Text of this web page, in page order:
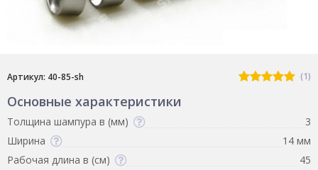
Артикул: 40-85-sh (1)
Основные характеристики
Толщина шампура в (мм)
3
Ширина
14 мм
Рабочая длина в (см)
45